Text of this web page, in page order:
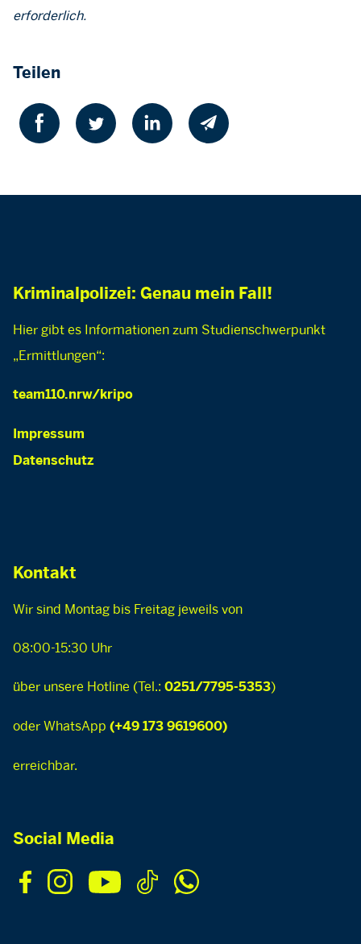
erforderlich.
Teilen
Kriminalpolizei: Genau mein Fall!
Hier gibt es Informationen zum Studienschwerpunkt
„Ermittlungen“:
team110.nrw/kripo
Impressum
Datenschutz
Kontakt
Wir sind Montag bis Freitag jeweils von
08:00-15:30 Uhr
über unsere Hotline (Tel.: 0251/7795-5353)
oder WhatsApp (+49 173 9619600)
erreichbar.
Social Media